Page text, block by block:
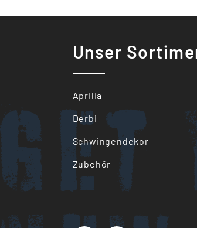
Unser
Aprilia
Derbi
Schwingendekor
Zubehör